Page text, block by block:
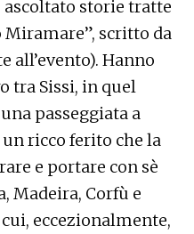
storie tratte
Miramare”, scritto da
all’evento). Hanno
tra Sissi, in quel
passeggiata a
un ricco ferito che la
e portare con sè
Madeira, Corfù e
eccezionalmente,